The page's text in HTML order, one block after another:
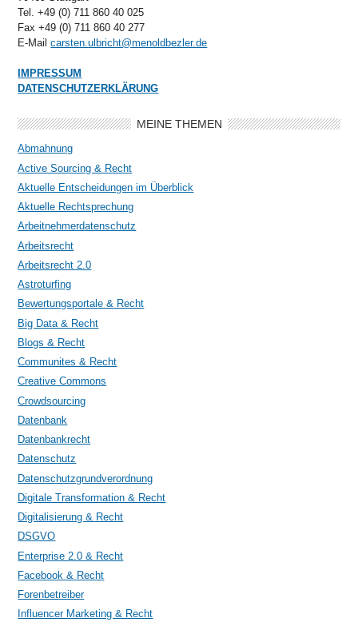
Tel. +49 (0) 711 860 40 025
Fax +49 (0) 711 860 40 277
E-Mailcarsten.ulbricht@menoldbezler.de
IMPRESSUM
DATENSCHUTZERKLÄRUNG
MEINE THEMEN
Abmahnung
Active Sourcing & Recht
Aktuelle Entscheidungen im Überblick
Aktuelle Rechtsprechung
Arbeitnehmerdatenschutz
Arbeitsrecht
Arbeitsrecht 2.0
Astroturfing
Bewertungsportale & Recht
Big Data & Recht
Blogs & Recht
Communites & Recht
Creative Commons
Crowdsourcing
Datenbank
Datenbankrecht
Datenschutz
Datenschutzgrundverordnung
Digitale Transformation & Recht
Digitalisierung & Recht
DSGVO
Enterprise 2.0 & Recht
Facebook & Recht
Forenbetreiber
Influencer Marketing & Recht